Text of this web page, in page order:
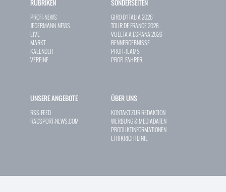
RUBRIKEN
PROFI-NEWS
JEDERMANN-NEWS
LIVE
MARKT
KALENDER
VEREINE
SONDERSEITEN
GIRO D`ITALIA 2026
TOUR DE FRANCE 2026
VUELTA A ESPAÑA 2026
RENNERGEBNISSE
PROFI-TEAMS
PROFI-FAHRER
UNSERE ANGEBOTE
RSS-FEED
RADSPORT-NEWS.COM
ÜBER UNS
KONTAKT ZUR REDAKTION
WERBUNG & MEDIADATEN
PRODUKTINFORMATIONEN
ETHIKRICHTLINIE